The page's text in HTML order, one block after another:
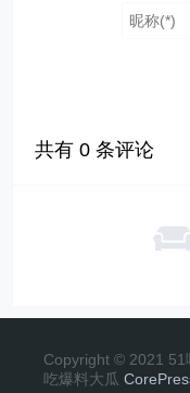
共有0 条评论
Copyright © 2021 51
吃爆料大瓜